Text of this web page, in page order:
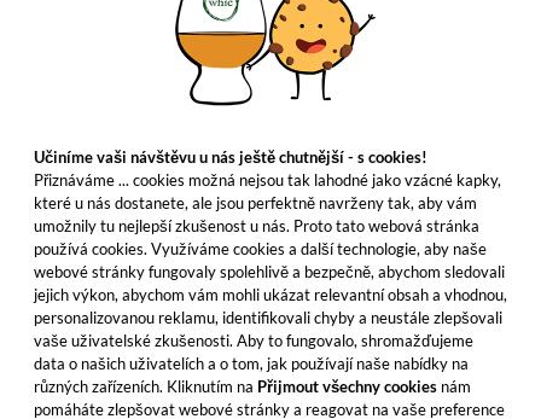
Učiníme vaši návštěvu u nás ještě chutnější - s cookies!
Přiznáváme ... cookies možná nejsou tak lahodné jako vzácné kapky,
které u nás dostanete, ale jsou perfektně navrženy tak, aby vám
umožnily tu nejlepší zkušenost u nás. Proto tato webová stránka
používá cookies. Využíváme cookies a další technologie, aby naše
webové stránky fungovaly spolehlivě a bezpečně, abychom sledovali
jejich výkon, abychom vám mohli ukázat relevantní obsah a vhodnou,
personalizovanou reklamu, identifikovali chyby a neustále zlepšovali
vaše uživatelské zkušenosti. Aby to fungovalo, shromažďujeme
data o našich uživatelích a o tom, jak používají naše nabídky na
různých zařízeních. Kliknutím na Přijmout všechny cookies nám
pomáháte zlepšovat webové stránky a reagovat na vaše preference